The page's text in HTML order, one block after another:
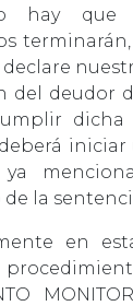
hay que
del deudor
dicha
iniciar
ya
la
en